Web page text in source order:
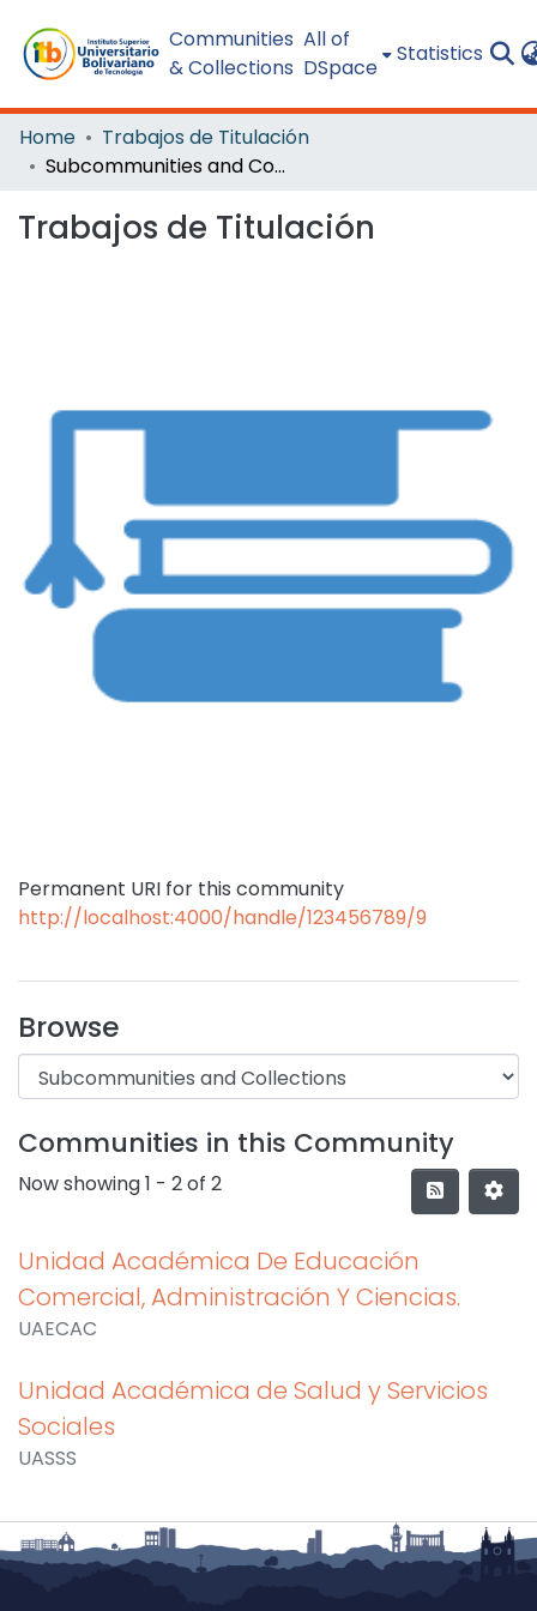
Communities
& Collections
All of
DSpace
Statistics
Home
Trabajos de Titulación
Subcommunities and Collections
Trabajos de Titulación
Permanent URI for this community
http://localhost:4000/handle/123456789/9
Browse
Communities in this Community
Now showing1 - 2 of 2
Unidad Académica De Educación
Comercial, Administración Y Ciencias.
UAECAC
Unidad Académica de Salud y Servicios
Sociales
UASSS